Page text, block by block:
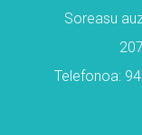
Soreasu
Telefonoa: